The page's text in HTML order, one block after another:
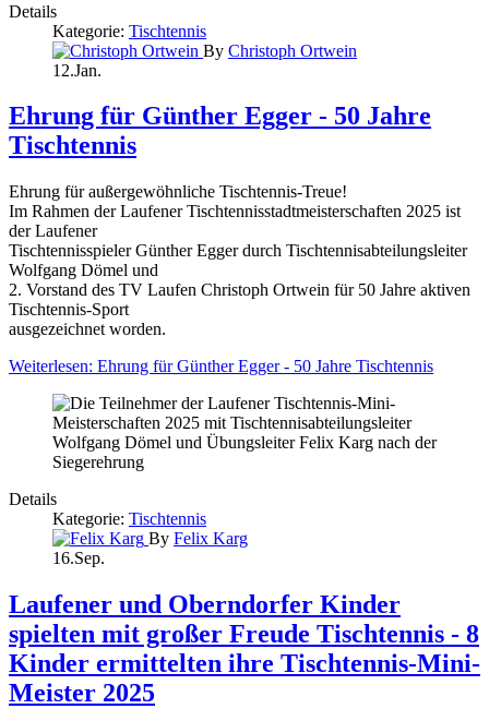
Details
Kategorie: Tischtennis
By Christoph Ortwein
12.Jan.
Ehrung für Günther Egger - 50 Jahre
Tischtennis
Ehrung für außergewöhnliche Tischtennis-Treue!
Im Rahmen der Laufener Tischtennisstadtmeisterschaften 2025 ist
der Laufener
Tischtennisspieler Günther Egger durch Tischtennisabteilungsleiter
Wolfgang Dömel und
2. Vorstand des TV Laufen Christoph Ortwein für 50 Jahre aktiven
Tischtennis-Sport
ausgezeichnet worden.
Weiterlesen: Ehrung für Günther Egger - 50 Jahre Tischtennis
Details
Kategorie: Tischtennis
By Felix Karg
16.Sep.
Laufener und Oberndorfer Kinder
spielten mit großer Freude Tischtennis - 8
Kinder ermittelten ihre Tischtennis-Mini-
Meister 2025